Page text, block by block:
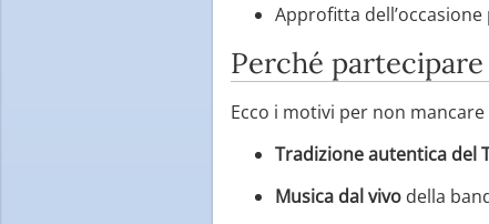
Approfitta
Perché
Ecco i motivi per non
Tradizione autentica del
Musica dal vivo della